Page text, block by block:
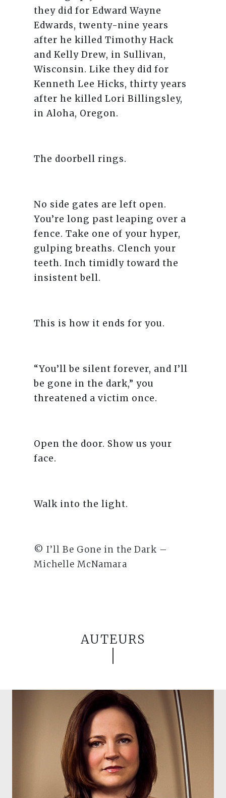
they did for Edward Wayne
Edwards, twenty-nine years
after he killed Timothy Hack
and Kelly Drew, in Sullivan,
Wisconsin. Like they did for
Kenneth Lee Hicks, thirty years
after he killed Lori Billingsley,
in Aloha, Oregon.
The doorbell rings.
No side gates are left open.
You’re long past leaping over a
fence. Take one of your hyper,
gulping breaths. Clench your
teeth. Inch timidly toward the
insistent bell.
This is how it ends for you.
“You’ll be silent forever, and I’ll
be gone in the dark,” you
threatened a victim once.
Open the door. Show us your
face.
Walk into the light.
© I’ll Be Gone in the Dark –
Michelle McNamara
AUTEURS